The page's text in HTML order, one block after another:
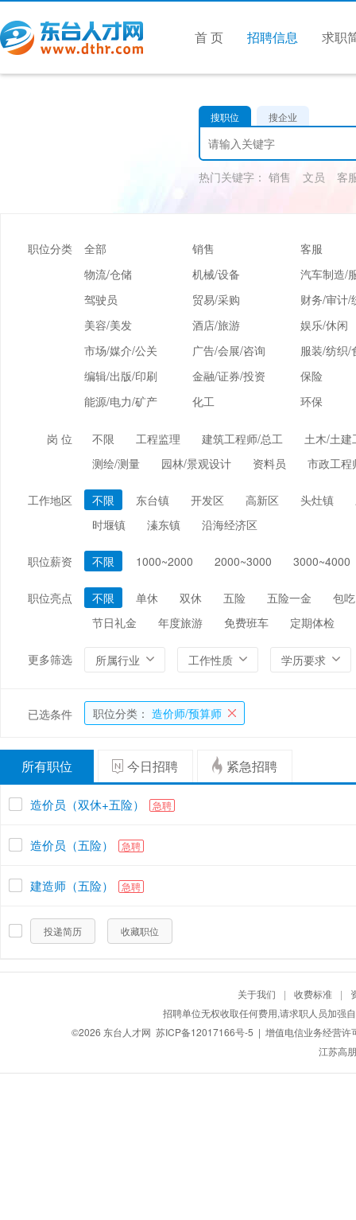
首 页 招聘信息 求职
搜职位 搜企业
热门关键字： 销售 文员 客
职位分类 全部 销售
客服
物流/仓储
机械/设备
汽车制造/
驾驶员
贸易/采购
财务/审计/
美容/美发
酒店/旅游
娱乐/休闲
市场/媒介/公关
广告/会展/咨询
服装/纺织/
编辑/出版/印刷
金融/证券/投资
保险
能源/电力/矿产
化工 环保
岗 位 不限 工程监理 建筑工程师/总工
土木/土建
测绘/测量
园林/景观设计 资料员 市政工程
工作地区 不限 东台镇 开发区 高新区 头灶镇
时堰镇
溱东镇 沿海经济区
职位薪资 不限 1000~2000 2000~3000 3000~4000
职位亮点 不限 单休 双休 五险 五险一金
包吃
节日礼金
年度旅游 免费班车 定期体检
更多筛选 所属行业 工作性质 学历要求
已选条件 职位分类： 造价师/预算师
所有职位 今日招聘 紧急招聘
造价员（双休+五险） 急聘
造价员（五险） 急聘
建造师（五险） 急聘
投递简历 收藏职位
关于我们 | 收费标准 |
招聘单位无权收取任何费用,请求职人员加强
©2026 东台人才网 苏ICP备12017166号-5 | 增值电信业务经营
江苏高